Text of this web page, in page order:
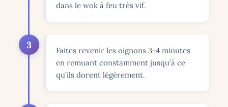
dans le wok à feu très vif.
3
Faites revenir les oignons 3-4 minutes
en remuant constamment jusqu’à ce
qu’ils dorent légèrement.